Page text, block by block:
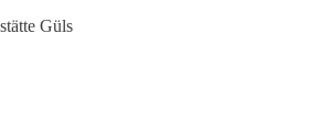
Güls